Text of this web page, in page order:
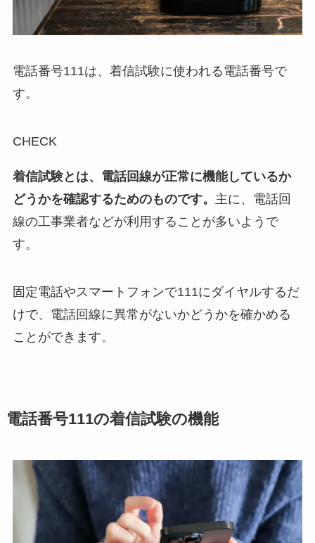
電話番号111は、着信試験に使われる電話番号で
す。
CHECK
着信試験とは、電話回線が正常に機能しているか
どうかを確認するためのものです。 主に、電話回
線の工事業者などが利用することが多いようで
す。
固定電話やスマートフォンで111にダイヤルするだ
けで、電話回線に異常がないかどうかを確かめる
ことができます。
電話番号111の着信試験の機能